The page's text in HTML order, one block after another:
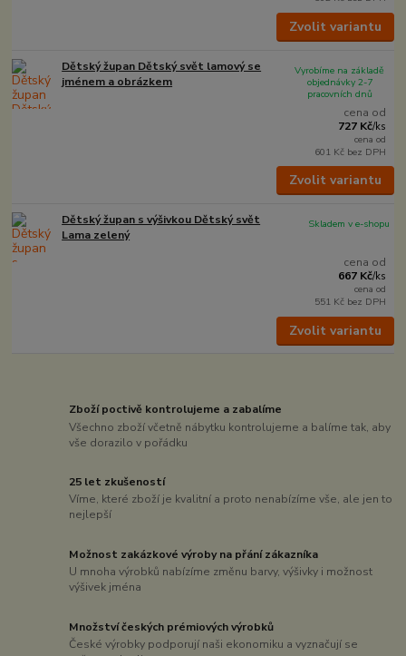
Zvolit variantu
Dětský župan Dětský svět lamový se
jménem a obrázkem
cena od
727 Kč/ks
cena od
601 Kč bez DPH
Vyrobíme na základě
objednávky 2-7
pracovních dnů
Zvolit variantu
Dětský župan s výšivkou Dětský svět
Lama zelený
cena od
667 Kč/ks
cena od
551 Kč bez DPH
Skladem v e-shopu
Zvolit variantu
Zboží poctivě kontrolujeme a zabalíme
Všechno zboží včetně nábytku kontrolujeme a balíme tak, aby
vše dorazilo v pořádku
25 let zkušeností
Víme, které zboží je kvalitní a proto nenabízíme vše, ale jen to
nejlepší
Možnost zakázkové výroby na přání zákazníka
U mnoha výrobků nabízíme změnu barvy, výšivky i možnost
výšivek jména
Množství českých prémiových výrobků
České výrobky podporují naši ekonomiku a vyznačují se